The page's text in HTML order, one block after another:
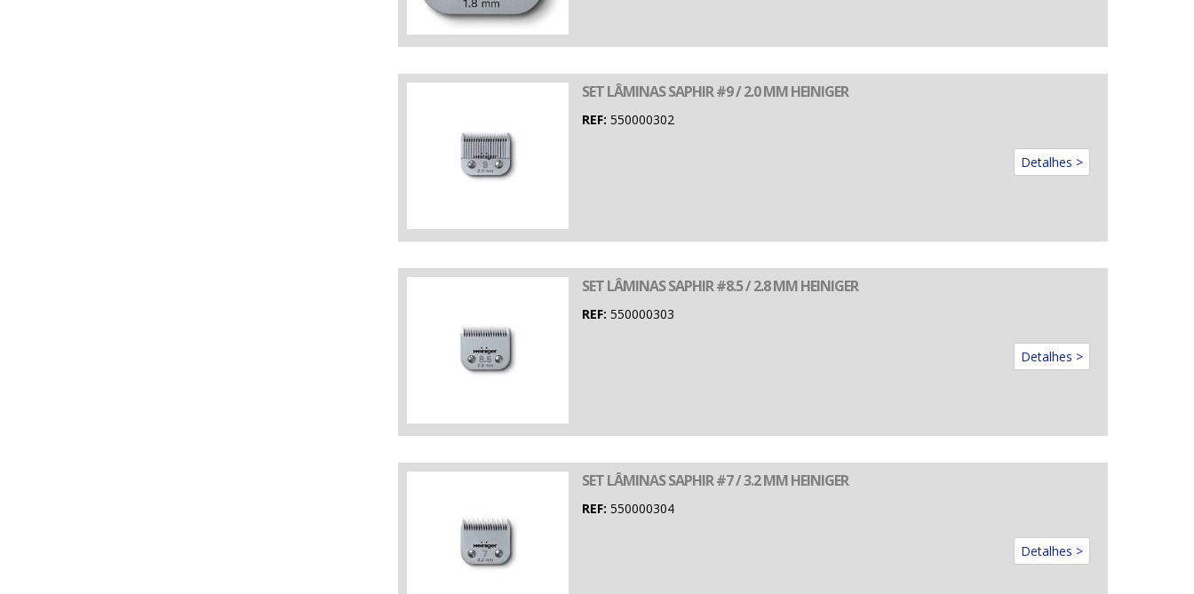
SET LÂMINAS SAPHIR #9 / 2.0 MM HEINIGER
REF: 550000302
Detalhes >
SET LÂMINAS SAPHIR #8.5 / 2.8 MM HEINIGER
REF: 550000303
Detalhes >
SET LÂMINAS SAPHIR #7 / 3.2 MM HEINIGER
REF: 550000304
Detalhes >